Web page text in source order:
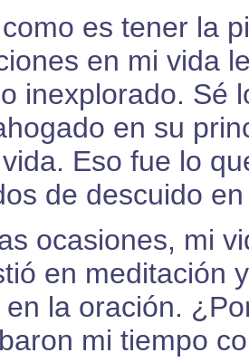
es tener la
en mi vida
inexplorado. Sé
en su
Eso fue lo
de descuido
ocasiones, mi
en meditación
en la oración.
mi tiempo